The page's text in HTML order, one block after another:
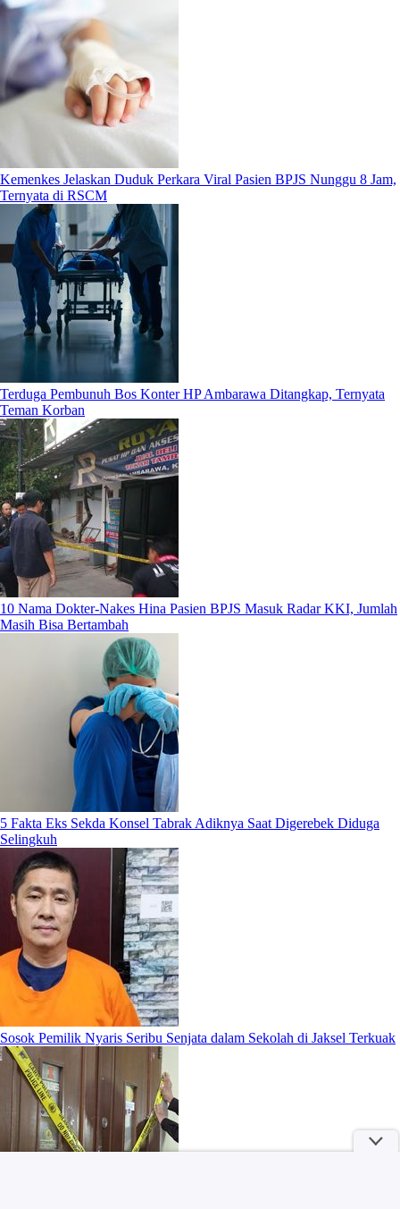
Kemenkes Jelaskan Duduk Perkara Viral Pasien BPJS Nunggu 8 Jam,
Ternyata di RSCM
Terduga Pembunuh Bos Konter HP Ambarawa Ditangkap, Ternyata
Teman Korban
10 Nama Dokter-Nakes Hina Pasien BPJS Masuk Radar KKI, Jumlah
Masih Bisa Bertambah
5 Fakta Eks Sekda Konsel Tabrak Adiknya Saat Digerebek Diduga
Selingkuh
Sosok Pemilik Nyaris Seribu Senjata dalam Sekolah di Jaksel Terkuak